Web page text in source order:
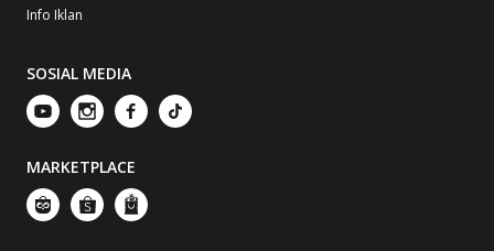
Info Iklan
SOSIAL MEDIA
MARKETPLACE